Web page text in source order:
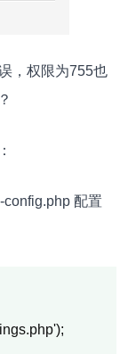
，权限为755也
配置